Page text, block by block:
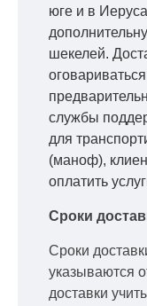
юге и в
шекелей.
службы
для
(маноф),
оплатить
Сроки
Сроки
указываются
доставки